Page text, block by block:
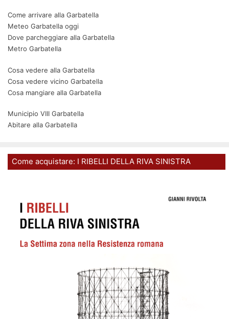
Come arrivare alla Garbatella
Meteo Garbatella oggi
Dove parcheggiare alla Garbatella
Metro Garbatella
Cosa vedere alla Garbatella
Cosa vedere vicino Garbatella
Cosa mangiare alla Garbatella
Municipio VIII Garbatella
Abitare alla Garbatella
Come acquistare: I RIBELLI DELLA RIVA SINISTRA